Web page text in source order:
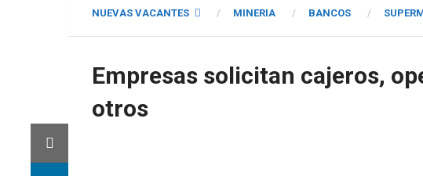
NUEVAS VACANTES MINERIA BANCOS
Empresas solicitan cajeros,
otros